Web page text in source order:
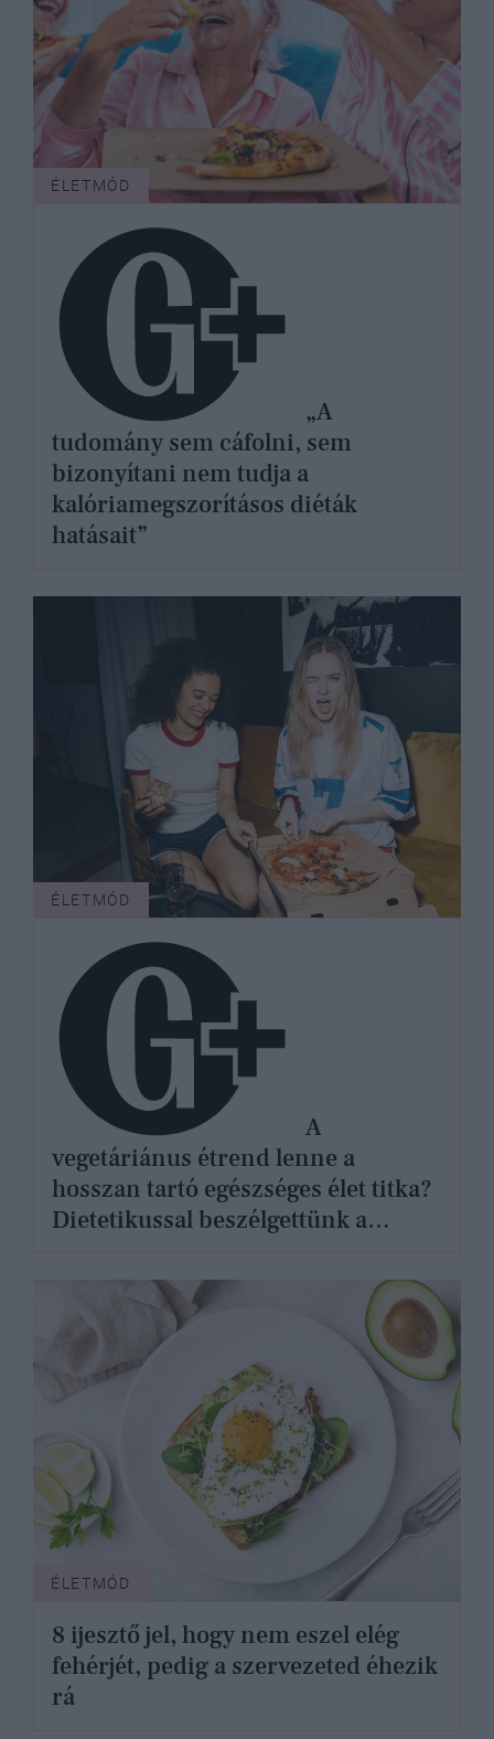
ÉLETMÓD
„A
tudomány sem cáfolni, sem
bizonyítani nem tudja a
kalóriamegszorításos diéták
hatásait”
ÉLETMÓD
vegetáriánus étrend lenne a
hosszan tartó egészséges élet titka?
Dietetikussal beszélgettünk a
ÉLETMÓD
8 ijesztő jel, hogy nem eszel elég
fehérjét, pedig a szervezeted éhezik
rá